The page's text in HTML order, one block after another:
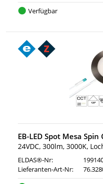
Verfügbar
EB-LED Spot Mesa Spin
24VDC, 300lm, 3000K,
ELDAS®-Nr:
Lieferanten-Art-Nr: